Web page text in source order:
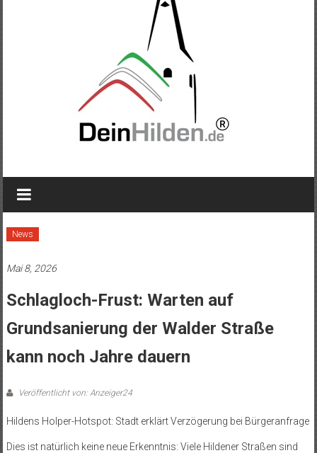
News
Mai 8, 2026
Schlagloch-Frust: Warten auf
Grundsanierung der Walder Straße
kann noch Jahre dauern
Veröffentlicht von: Anzeiger24
Hildens Holper-Hotspot: Stadt erklärt Verzögerung bei Bürgeranfrage
Dies ist natürlich keine neue Erkenntnis: Viele Hildener Straßen sind